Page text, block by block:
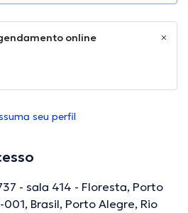
online
seu perfil
- sala 414 - Floresta, Porto
Brasil, Porto Alegre, Rio